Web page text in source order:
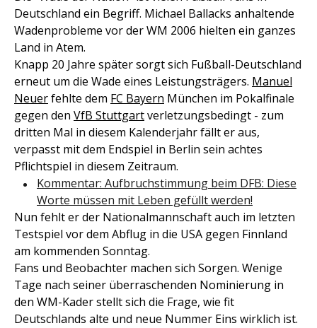
Deutschland ein Begriff. Michael Ballacks anhaltende
Wadenprobleme vor der WM 2006 hielten ein ganzes
Land in Atem.
Knapp 20 Jahre später sorgt sich Fußball-Deutschland
erneut um die Wade eines Leistungsträgers. Manuel
Neuerfehlte dem FC Bayern München im Pokalfinale
gegen den VfB Stuttgartverletzungsbedingt - zum
dritten Mal in diesem Kalenderjahr fällt er aus,
verpasst mit dem Endspiel in Berlin sein achtes
Pflichtspiel in diesem Zeitraum.
Kommentar: Aufbruchstimmung beim DFB: Diese
Worte müssen mit Leben gefüllt werden!
Nun fehlt er der Nationalmannschaft auch im letzten
Testspiel vor dem Abflug in die USA gegen Finnland
am kommenden Sonntag.
Fans und Beobachter machen sich Sorgen. Wenige
Tage nach seiner überraschenden Nominierung in
den WM-Kader stellt sich die Frage, wie fit
Deutschlands alte und neue Nummer Eins wirklich ist.